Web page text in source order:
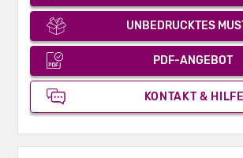
UNBEDRUCKTES
PDF-ANGEBOT
KONTAKT & HILFE